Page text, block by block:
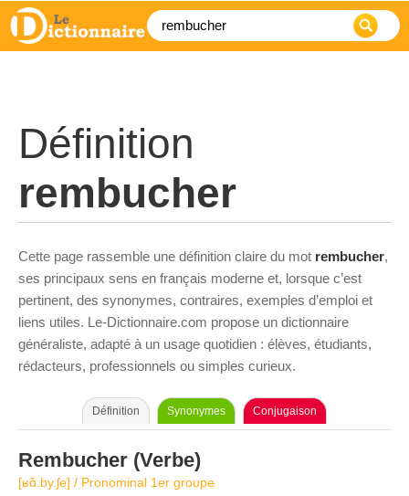
Définition
rembucher
Cette page rassemble une définition claire du mot rembucher,
ses principaux sens en français moderne et, lorsque c’est
pertinent, des synonymes, contraires, exemples d’emploi et
liens utiles. Le-Dictionnaire.com propose un dictionnaire
généraliste, adapté à un usage quotidien : élèves, étudiants,
rédacteurs, professionnels ou simples curieux.
Définition Synonymes Conjugaison
Rembucher (Verbe)
[ʁɑ̃.by.ʃe] / Pronominal 1er groupe